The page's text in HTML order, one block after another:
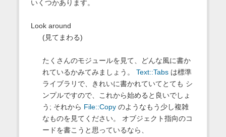
いくつかあります。
Look around
(見てまわる)
たくさんのモジュールを見て、どんな風に書か
れているかみてみましょう。 Text::Tabsは標準
ライブラリで、きれいに書かれていてとても シ
ンプルですので、これから始めると良いでしょ
う; それから File::Copyのようなもう少し複雑
なものを見てください。 オブジェクト指向のコ
ードを書こうと思っているなら、